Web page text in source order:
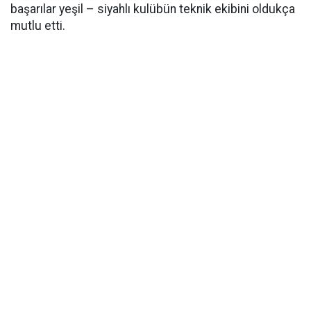
başarılar yeşil – siyahlı kulübün teknik ekibini oldukça
mutlu etti.